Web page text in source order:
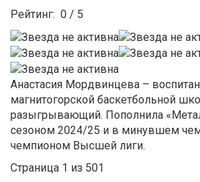
Рейтинг: 0 / 5
Анастасия Мордвинцева –
магнитогорской баскетбольной
разыгрывающий. Пополнила
сезоном 2024/25 и в минувшем
чемпионом Высшей лиги.
Страница 1 из 501